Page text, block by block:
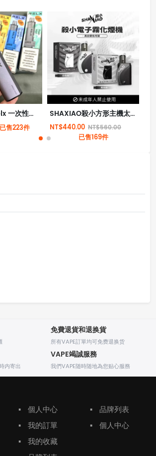
【4000口】Relx 一次性拋棄式電子菸 全新現貨
已售223件
SHAXIAO殺小方形主機太極主機方形霧化桿
NT$440.00 NT$560.00
已售169件
免費退貨和退换貨
所有VAPE訂單均可免费退换货
内寄出
VAPE竭誠服務
我們VAPE随時随地為您贴心服務
▪
個人中心
▪
我的訂單
▪
我的收藏
▪
品牌列表
▪
個人中心